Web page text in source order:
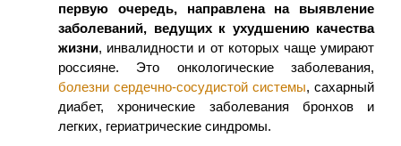
первую очередь, направлена на выявление
заболеваний, ведущих к ухудшению качества
жизни, инвалидности и от которых чаще умирают
россияне. Это онкологические заболевания,
болезни сердечно-сосудистой системы, сахарный
диабет, хронические заболевания бронхов и
легких, гериатрические синдромы.